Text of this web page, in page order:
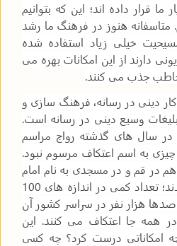
قرار داده اند؛ این که بتوانیم
متاسفانه هنوز در فرهنگ ما رشد
خیلی زیاد استفاده شده
دارند از این امکانات بهره می
جذب می کنند.
دینی در رسانه، فرهنگ سازی و
وسیع دینی در رسانه است.
سال های گذشته رواج مراسم
به اسم اعتکاف مرسوم نبود.
هم در قم و در مسجدی به نام امام
حسن عسگری جمع می شدند؛ تعداد کمی در اندازه های 100
200 نفر. الان صدها هزار نفر در سراسر کشور آن
همه جا اعتکاف می کنند. این
امکاناتی درست کرد؟ چه کسی